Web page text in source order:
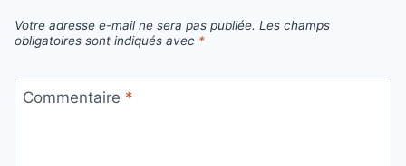
Votre adresse e-mail ne sera pas publiée. Les champs
obligatoires sont indiqués avec *
Commentaire *